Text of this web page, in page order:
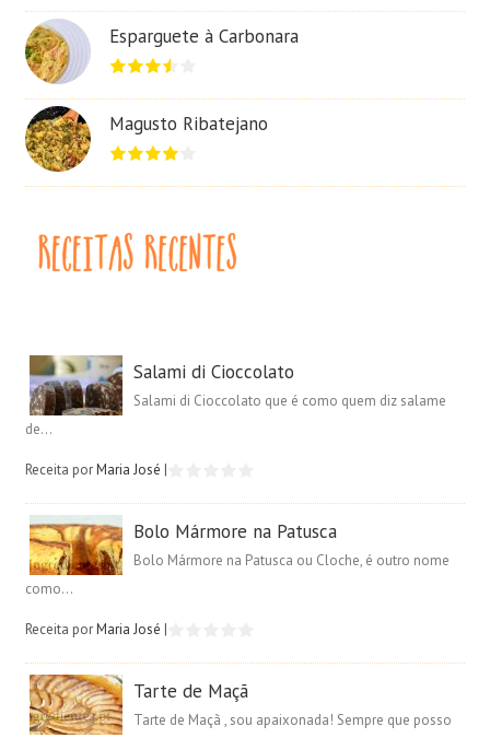
Esparguete à Carbonara
Magusto Ribatejano
Salami di Cioccolato
Salami di Cioccolato que é como quem diz salame
de...
Receita porMaria José |
Bolo Mármore na Patusca
Bolo Mármore na Patusca ou Cloche, é outro nome
como...
Receita porMaria José |
Tarte de Maçã
Tarte de Maçã , sou apaixonada! Sempre que posso